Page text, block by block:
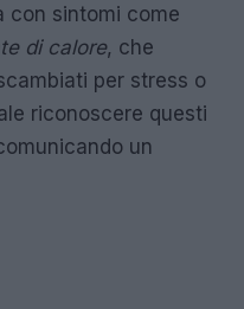
con sintomi come
di calore, che
per stress o
riconoscere questi
un